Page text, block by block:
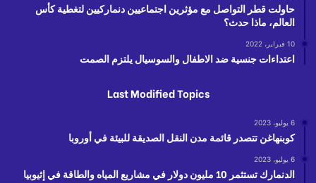
حاولت قطر التواصل مع مؤثرين اجتماعيين دنماركيين لتغطية كأس
العالم، ماذا حدث؟
10 فبراير، 2022
اعتداءات جنسية ضد الاطفال والسوسيال يلتزم الصمت
Last Modified Topics
6 يوليو، 2023
كوبنهاغن تتصدر قائمة مدن النقل الصديقة للبيئة في أوروبا
6 يوليو، 2023
الدنمارك تستثمر 10 مليون دولار في مشاريع المياه والطاقة في إثيوبيا